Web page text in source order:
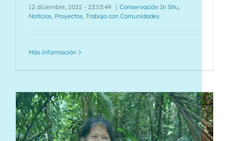
12 diciembre, 2022 - 23:53:49 | Conservación In Situ,
Noticias, Proyectos, Trabajo con Comunidades
Más información